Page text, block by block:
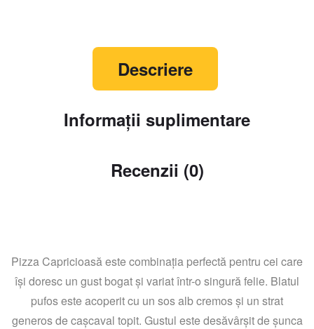
Descriere
Informații suplimentare
Recenzii (0)
Pizza Capricioasă este combinația perfectă pentru cei care
își doresc un gust bogat și variat într-o singură felie. Blatul
pufos este acoperit cu un sos alb cremos și un strat
generos de cașcaval topit. Gustul este desăvârșit de șunca